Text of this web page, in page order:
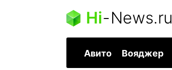
Hi-News.ru
Авито Вояджер